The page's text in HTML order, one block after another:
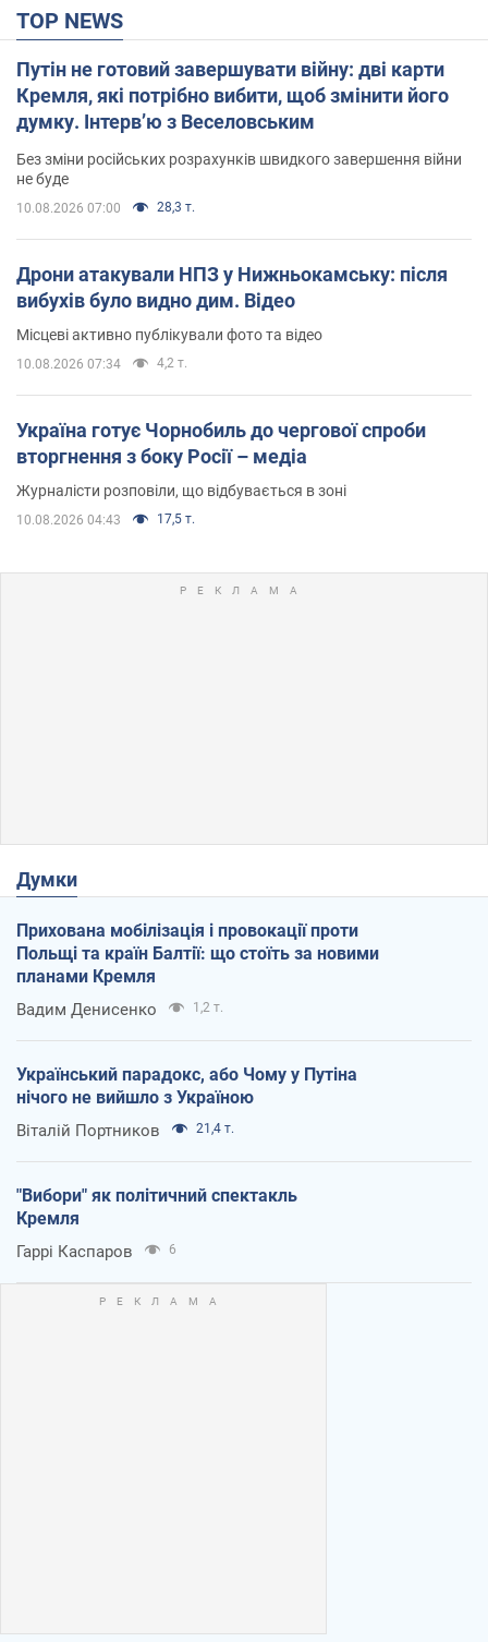
TOP NEWS
Путін не готовий завершувати війну: дві карти
Кремля, які потрібно вибити, щоб змінити його
думку. Інтерв’ю з Веселовським
Без зміни російських розрахунків швидкого завершення війни
не буде
10.08.2026 07:00 28,3 т.
Дрони атакували НПЗ у Нижньокамську: після
вибухів було видно дим. Відео
Місцеві активно публікували фото та відео
10.08.2026 07:34 4,2 т.
Україна готує Чорнобиль до чергової спроби
вторгнення з боку Росії – медіа
Журналісти розповіли, що відбувається в зоні
10.08.2026 04:43 17,5 т.
Думки
Прихована мобілізація і провокації проти
Польщі та країн Балтії: що стоїть за новими
планами Кремля
Вадим Денисенко 1,2 т.
Український парадокс, або Чому у Путіна
нічого не вийшло з Україною
Віталій Портников 21,4 т.
"Вибори" як політичний спектакль
Кремля
Гаррі Каспаров 6